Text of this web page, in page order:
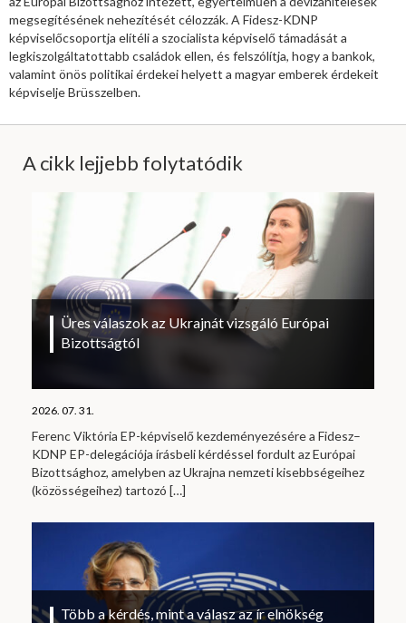
megsegítésének nehezítését célozzák. A Fidesz-KDNP
képviselőcsoportja elítéli a szocialista képviselő támadását a
legkiszolgáltatottabb családok ellen, és felszólítja, hogy a bankok,
valamint önös politikai érdekei helyett a magyar emberek érdekeit
képviselje Brüsszelben.
A cikk lejjebb folytatódik
Üres válaszok az Ukrajnát vizsgáló Európai
Bizottságtól
2026. 07. 31.
Ferenc Viktória EP-képviselő kezdeményezésére a Fidesz–
KDNP EP-delegációja írásbeli kérdéssel fordult az Európai
Bizottsághoz, amelyben az Ukrajna nemzeti kisebbségeihez
(közösségeihez) tartozó […]
Több a kérdés, mint a válasz az ír elnökség